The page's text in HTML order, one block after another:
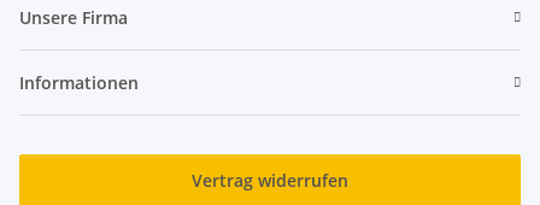
Unsere Firma
Informationen
Vertrag widerrufen